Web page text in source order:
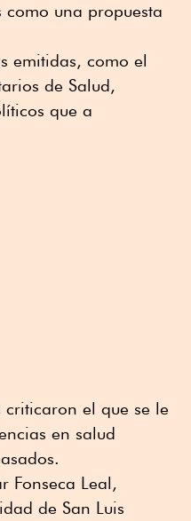
como una propuesta
emitidas, como el
de Salud,
que a
criticaron el que se le
en salud
Fonseca Leal,
de San Luis